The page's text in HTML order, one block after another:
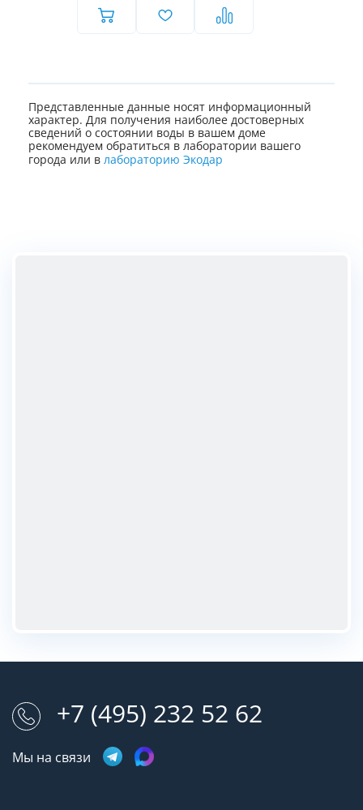
Представленные данные носят информационный
характер. Для получения наиболее достоверных
сведений о состоянии воды в вашем доме
рекомендуем обратиться в лаборатории вашего
города или в лабораторию Экодар
+7 (495) 232 52 62
Мы на связи